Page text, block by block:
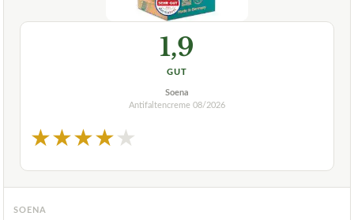
1,9
GUT
Soena
Antifaltencreme 08/2026
★★★★★
SOENA